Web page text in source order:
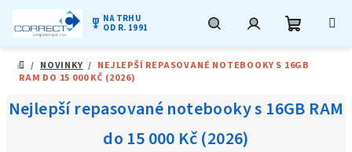
obsah
military_tech NA TRHU
OD R. 1991
DOMŮ
/ NOVINKY / NEJLEPŠÍ REPASOVANÉ NOTEBOOKY S 16GB
RAM DO 15 000 KČ (2026)
Nejlepší repasované notebooky s 16GB RAM
do 15 000 Kč (2026)